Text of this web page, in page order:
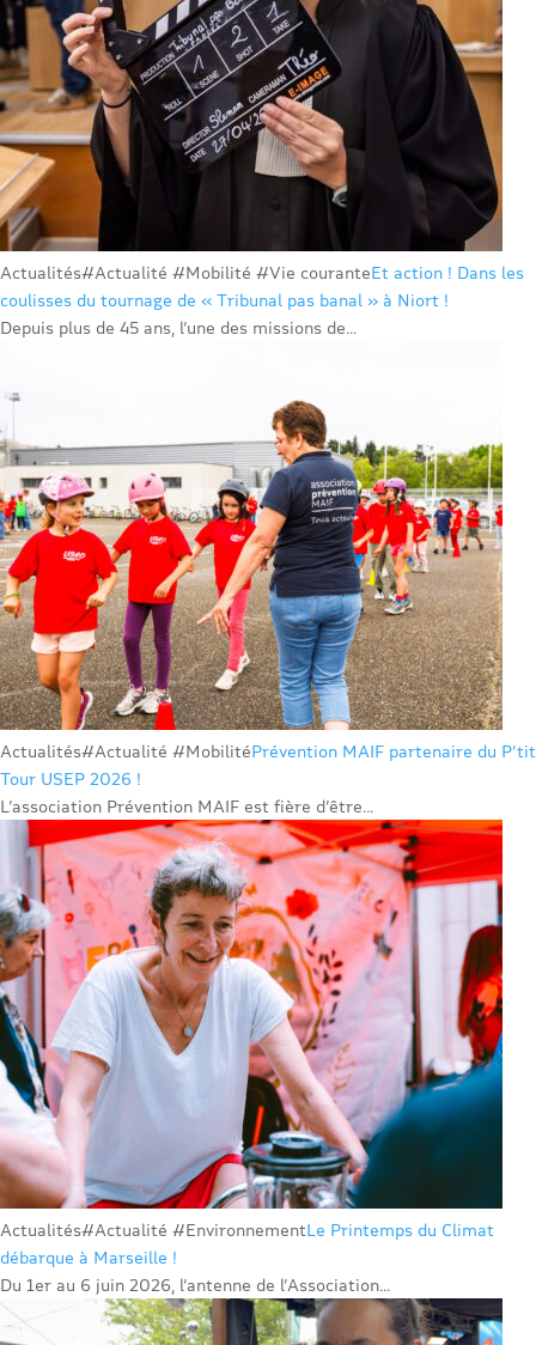
Actualités#Actualité #Mobilité #Vie couranteEt action ! Dans les
coulisses du tournage de « Tribunal pas banal » à Niort !
Depuis plus de 45 ans, l’une des missions de...
Actualités#Actualité #MobilitéPrévention MAIF partenaire du P’tit
Tour USEP 2026 !
L’association Prévention MAIF est fière d’être...
Actualités#Actualité #EnvironnementLe Printemps du Climat
débarque à Marseille !
Du 1er au 6 juin 2026, l’antenne de l’Association...